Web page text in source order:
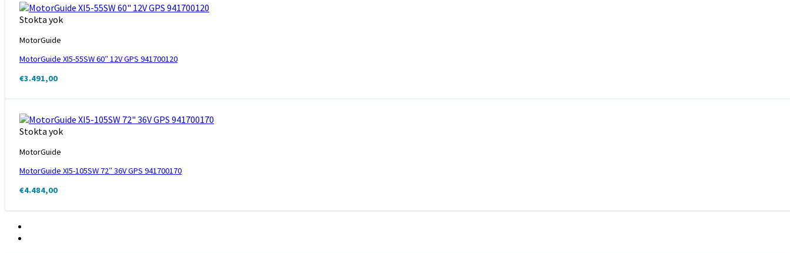
Stokta yok
MotorGuide
MotorGuide XI5-55SW 60″ 12V GPS 941700120
€3.491,00
Stokta yok
MotorGuide
MotorGuide XI5-105SW 72″ 36V GPS 941700170
€4.484,00